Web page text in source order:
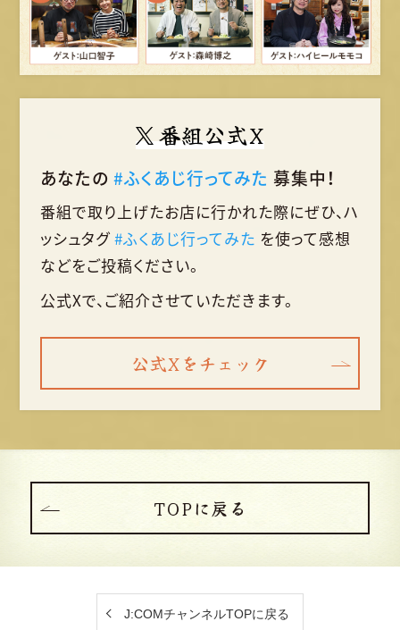
番組公式X
あなたの #ふくあじ行ってみた 募集中！
番組で取り上げたお店に行かれた際にぜひ、ハ
ッシュタグ #ふくあじ行ってみた を使って感想
などをご投稿ください。
公式Xで、ご紹介させていただきます。
公式Xをチェック
TOPに戻る
J:COMチャンネルTOPに戻る